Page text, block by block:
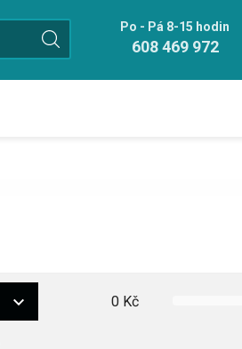
Po - Pá 8-15 hodin
608 469 972
0 Kč